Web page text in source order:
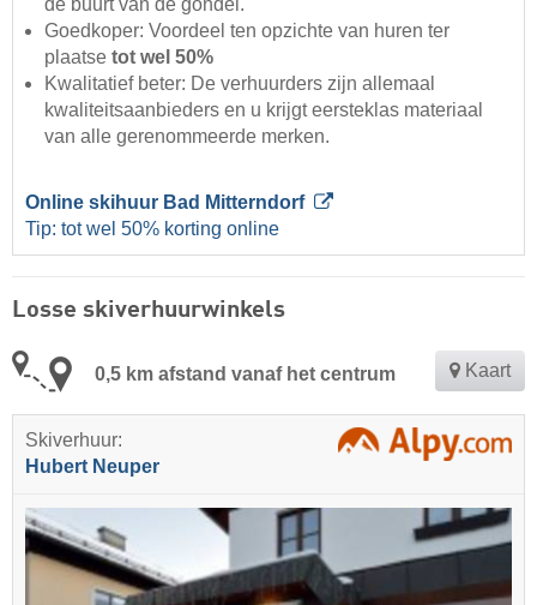
Goedkoper: Voordeel ten opzichte van huren ter
plaatse tot wel 50%
Kwalitatief beter: De verhuurders zijn allemaal
kwaliteitsaanbieders en u krijgt eersteklas materiaal
van alle gerenommeerde merken.
Online skihuur Bad Mitterndorf
Tip: tot wel 50% korting online
Losse skiverhuurwinkels
0,5 km afstand vanaf het centrum Kaart
Skiverhuur:
Hubert Neuper